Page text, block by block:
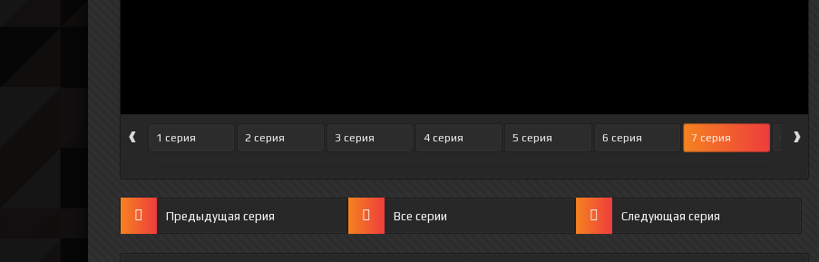
‹ 1 серия 2 серия 3 серия 4 серия 5 серия 6 серия 7 серия 8 серия
›
Предыдущая серия Все серии Следующая серия